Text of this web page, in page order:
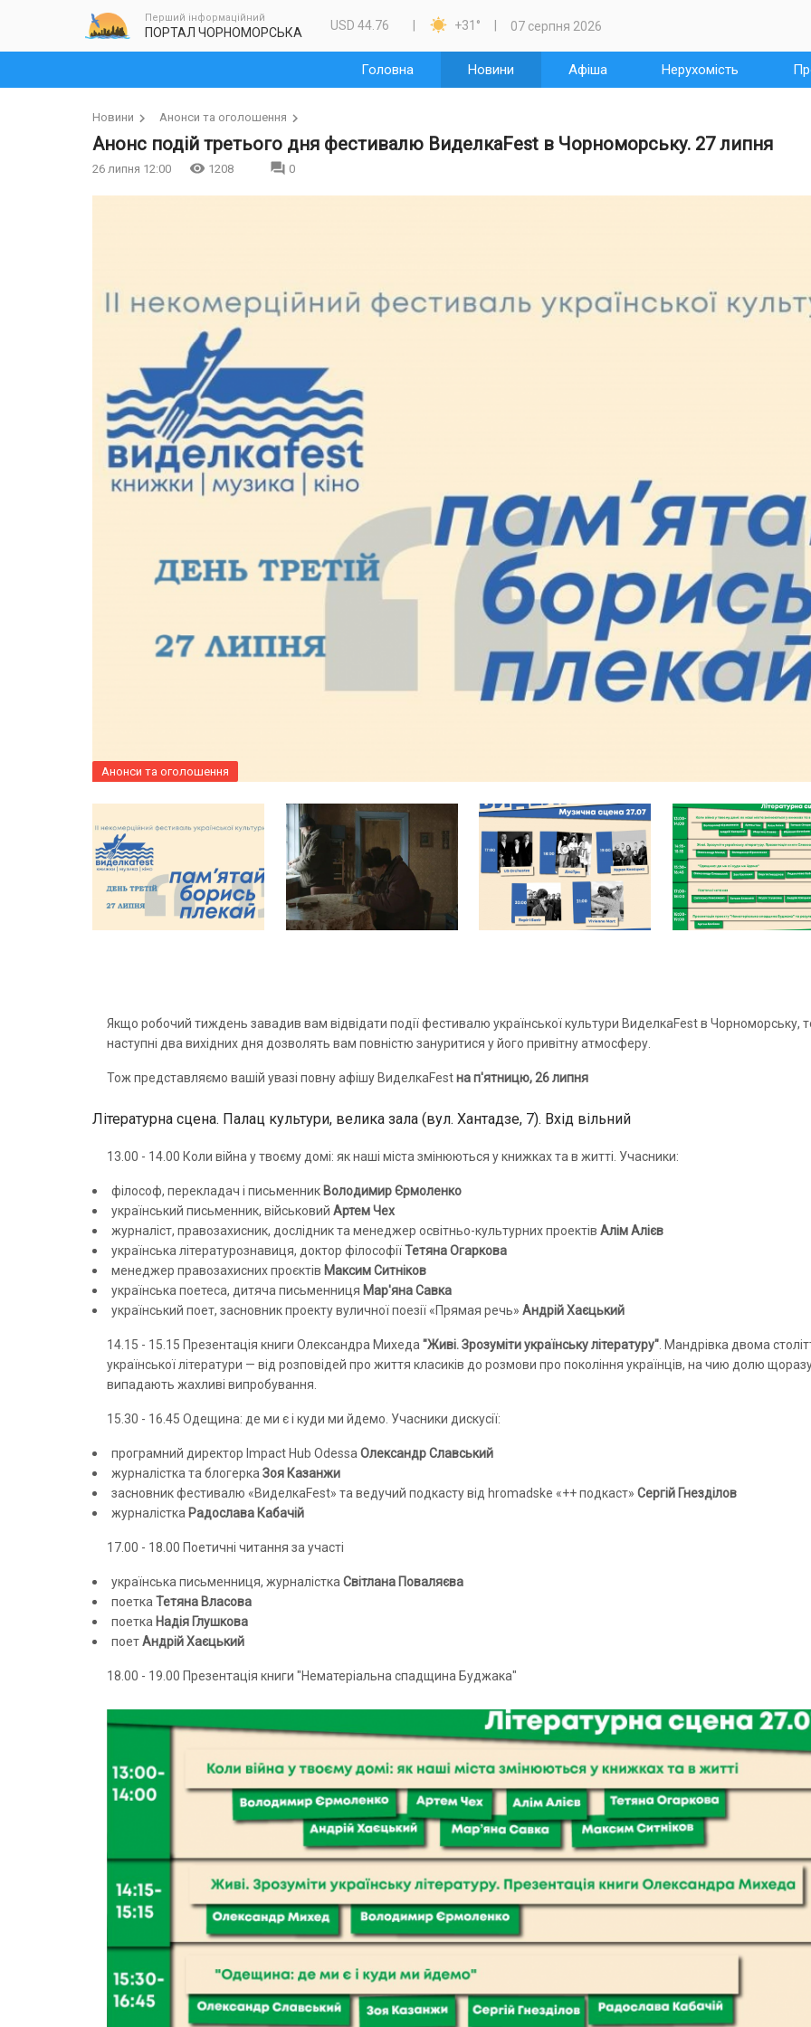
Перший інформаційний
ПОРТАЛ ЧОРНОМОРСЬКА USD 44.76  +31 ° 07 серпня 2026
Головна Новини Афіша Нерухомість
Новини Анонси та оголошення
Анонс подій третього дня фестивалю ВиделкаFest в Чорноморську. 27 липня
26 липня 12:00 1208 0
Анонси та оголошення
Якщо робочий тиждень завадив вам відвідати події фестивалю української культури ВиделкаFest в Чорноморську,
наступні два вихідних дня дозволять вам повністю зануритися у його привітну атмосферу.
Тож представляємо вашій увазі повну афішу ВиделкаFestна п'ятницю, 26 липня
Літературна сцена. Палац культури, велика зала (вул. Хантадзе, 7). Вхід вільний
13.00 - 14.00 Коли війна у твоєму домі: як наші міста змінюються у книжках та в житті. Учасники:
філософ, перекладач і письменник Володимир Єрмоленко
український письменник, військовий Артем Чех
журналіст, правозахисник, дослідник та менеджер освітньо-культурних проектів Алім Алієв
українська літературознавиця, доктор філософіїТетяна Огаркова
менеджер правозахисних проєктів Максим Ситніков
українська поетеса, дитяча письменниця Мар'яна Савка
український поет, засновник проекту вуличної поезії «Прямая речь» Андрій Хаєцький
14.15 - 15.15 Презентація книги Олександра Михеда"Живі. Зрозуміти українську літературу". Мандрівка двома
української літератури — від розповідей про життя класиків до розмови про покоління українців, на чию долю
випадають жахливі випробування.
15.30 - 16.45 Одещина: де ми є і куди ми йдемо. Учасники дискусії:
програмний директор Impact Hub OdessaОлександр Славський
журналістка та блогеркаЗоя Казанжи
засновник фестивалю «ВиделкаFest» та ведучий подкасту від hromadske «++ подкаст» Сергій Гнезділов
журналістка Радослава Кабачій
17.00 - 18.00 Поетичні читання за участі
українська письменниця, журналісткаСвітлана Поваляєва
поеткаТетяна Власова
поетка Надія Глушкова
поетАндрій Хаєцький
18.00 - 19.00 Презентація книги "Нематеріальна спадщина Буджака"